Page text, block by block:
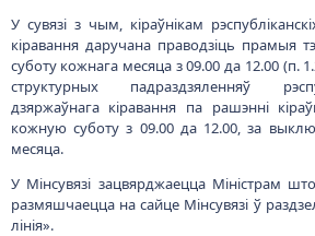
У сувязі з чым, кіраўнікам
кіравання даручана праводзіць прамыя
суботу кожнага месяца з 09.00 да 12.00 (п.
структурных падраздзяленняў
дзяржаўнага кіравання па рашэнні
кожную суботу з 09.00 да 12.00, за
месяца.
У Мінсувязі зацвярджаецца Міністрам
размяшчаецца на сайце Мінсувязі ў
лінія».